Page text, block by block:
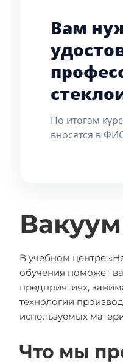
Вам
По итогам
вносятся в
В учебном центре
обучения поможет
предприятиях,
технологии
используемых
Что мы